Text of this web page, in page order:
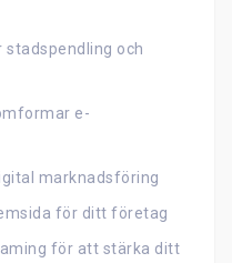
och
e-
marknadsföring
för ditt företag
för att stärka ditt